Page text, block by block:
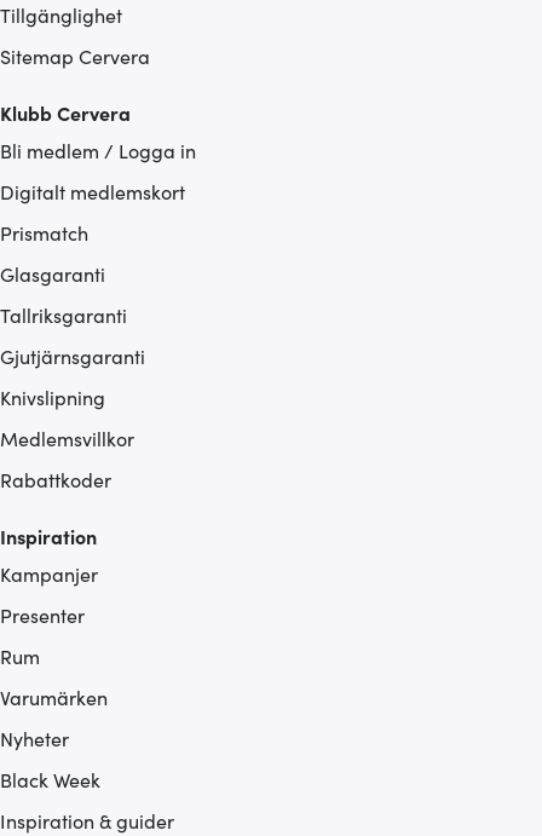
Tillgänglighet
Sitemap Cervera
Klubb Cervera
Bli medlem / Logga in
Digitalt medlemskort
Prismatch
Glasgaranti
Tallriksgaranti
Gjutjärnsgaranti
Knivslipning
Medlemsvillkor
Rabattkoder
Inspiration
Kampanjer
Presenter
Rum
Varumärken
Nyheter
Black Week
Inspiration & guider